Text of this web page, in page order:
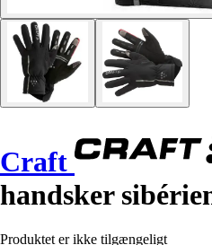
Craft
handsker
Produktet er ikke tilgængeligt